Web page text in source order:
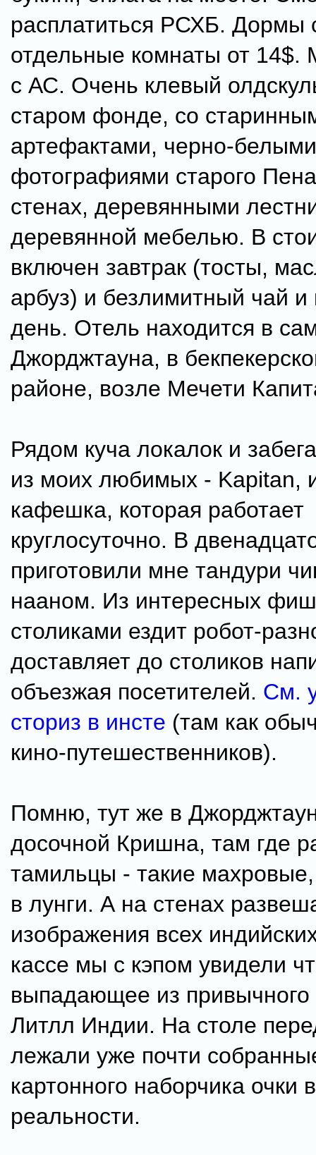
расплатиться РСХБ. Дормы
отдельные комнаты от 14$.
с АС. Очень клевый
старом фонде, со
артефактами, черно-белыми
фотографиями старого
стенах, деревянными
деревянной мебелью. В
включен завтрак (тосты,
арбуз) и безлимитный чай и
день. Отель находится в
Джорджтауна, в
районе, возле Мечети
Рядом куча локалок и
из моих любимых - Kapitan,
кафешка, которая работает
круглосуточно. В
приготовили мне тандури
нааном. Из интересных
столиками ездит робот-
доставляет до столиков
объезжая посетителей. См.
сториз в инсте (там как
кино-путешественников).
Помню, тут же в
досочной Кришна, там где
тамильцы - такие
в лунги. А на стенах
изображения всех
кассе мы с кэпом увидели
выпадающее из привычного
Литлл Индии. На столе
лежали уже почти
картонного наборчика очки
реальности.